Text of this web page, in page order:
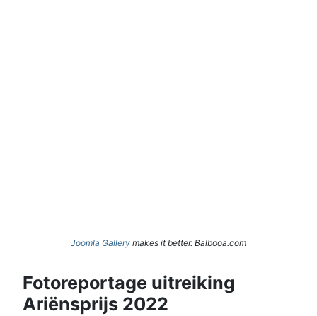
Joomla Gallery makes it better. Balbooa.com
Fotoreportage uitreiking
Ariënsprijs 2022